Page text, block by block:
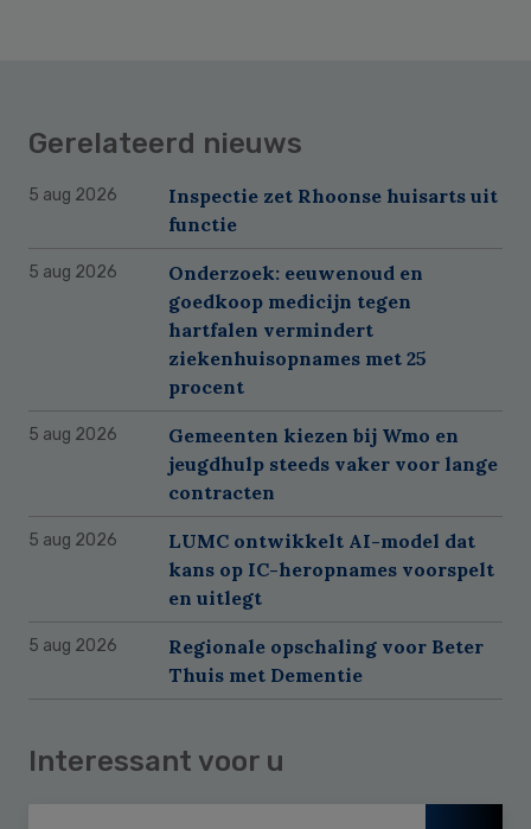
Gerelateerd nieuws
5 aug 2026
Inspectie zet Rhoonse huisarts uit
functie
5 aug 2026
Onderzoek: eeuwenoud en
goedkoop medicijn tegen
hartfalen vermindert
ziekenhuisopnames met 25
procent
5 aug 2026
Gemeenten kiezen bij Wmo en
jeugdhulp steeds vaker voor lange
contracten
5 aug 2026
LUMC ontwikkelt AI-model dat
kans op IC-heropnames voorspelt
en uitlegt
5 aug 2026
Regionale opschaling voor Beter
Thuis met Dementie
Interessant voor u